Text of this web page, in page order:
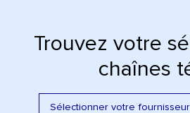
Trouvez votre
chaînes
Sélectionner votre